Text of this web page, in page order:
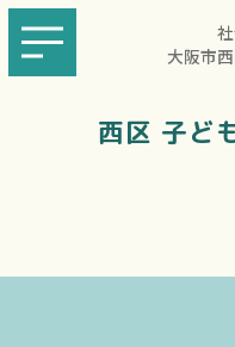
大阪市
西区 子ど